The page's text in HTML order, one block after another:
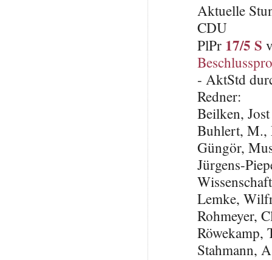
Aktuelle
CDU
PlPr 17/5 S
- AktStd
Redner:
Beilken,
Buhlert, M.,
Güngör,
Jürgens-
Lemke,
Rohmeyer,
Röwekamp,
Stahmann,